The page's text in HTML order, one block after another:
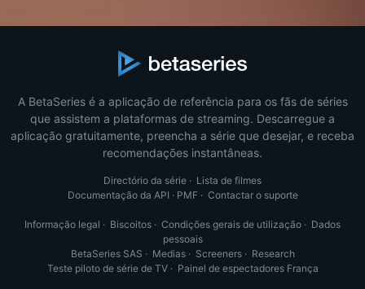
A BetaSeries é a aplicação de referência para os fãs de séries
que assistem a plataformas de streaming. Descarregue a
aplicação gratuitamente, preencha a série que desejar, e receba
recomendações instantâneas.
Directório da série · Lista de filmes
Documentação da API · PMF· Contactar o suporte
Informação legal · Biscoitos · Condições gerais de utilização · Dados
pessoais
BetaSeries SAS · Medias· Screeners· Research
Teste piloto de série de TV· Painel de espectadores França